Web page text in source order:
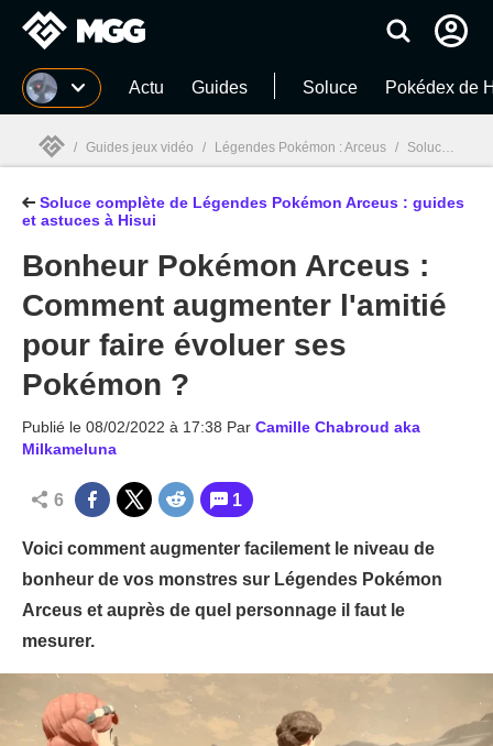
MGG Actu Guides Soluce Pokédex de
MGG
/ Guides jeux vidéo / Légendes Pokémon : Arceus / Soluce complète de Légendes Pokémon Arceus : guides et astuces à Hisui
Soluce complète de Légendes Pokémon Arceus : guides
et astuces à Hisui
Bonheur Pokémon Arceus :
Comment augmenter l'amitié
pour faire évoluer ses
Pokémon ?
Publié le 08/02/2022 à 17:38 Par Camille Chabroud aka
Milkameluna
6 1
Voici comment augmenter facilement le niveau de
bonheur de vos monstres sur Légendes Pokémon
Arceus et auprès de quel personnage il faut le
mesurer.